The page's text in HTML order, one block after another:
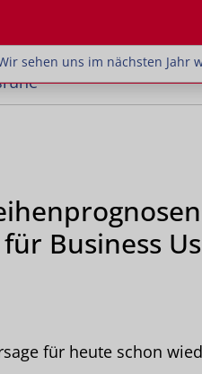
sehen uns im nächsten Jahr
Wir sehen uns im
Business
für heute schon